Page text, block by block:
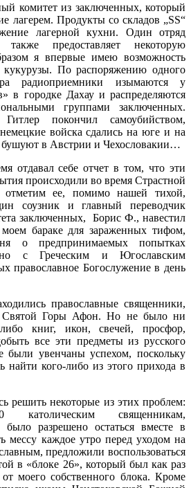
комитет из заключенных, который
лагерем. Продукты со складов „SS“
лагерной кухни. Один отряд
предоставляет некоторую
я впервые имею возможность
кукурузы. По распоряжению одного
радиоприемники изымаются у
в городке Дахау и распределяются
группами заключенных.
покончил самоубийством,
войска сдались на юге и на
бушуют в Австрии и Чехословакии…
отдавал себе отчет в том, что эти
происходили во время Страстной
ее, помимо нашей тихой,
соузник и главный переводчик
заключенных, Борис Ф., навестил
бараке для зараженных тифом,
о предпринимаемых попытках
с Греческим и Югославским
православное Богослужение в день
православные священники,
Святой Горы Афон. Но не было ни
книг, икон, свечей, просфор,
все эти предметы из русского
увенчаны успехом, поскольку
найти кого-либо из этого прихода в
решить некоторые из этих проблем:
католическим священникам,
разрешено остаться вместе в
мессу каждое утро перед уходом на
предложили воспользоваться
в «блоке 26», который был как раз
моего собственного блока. Кроме